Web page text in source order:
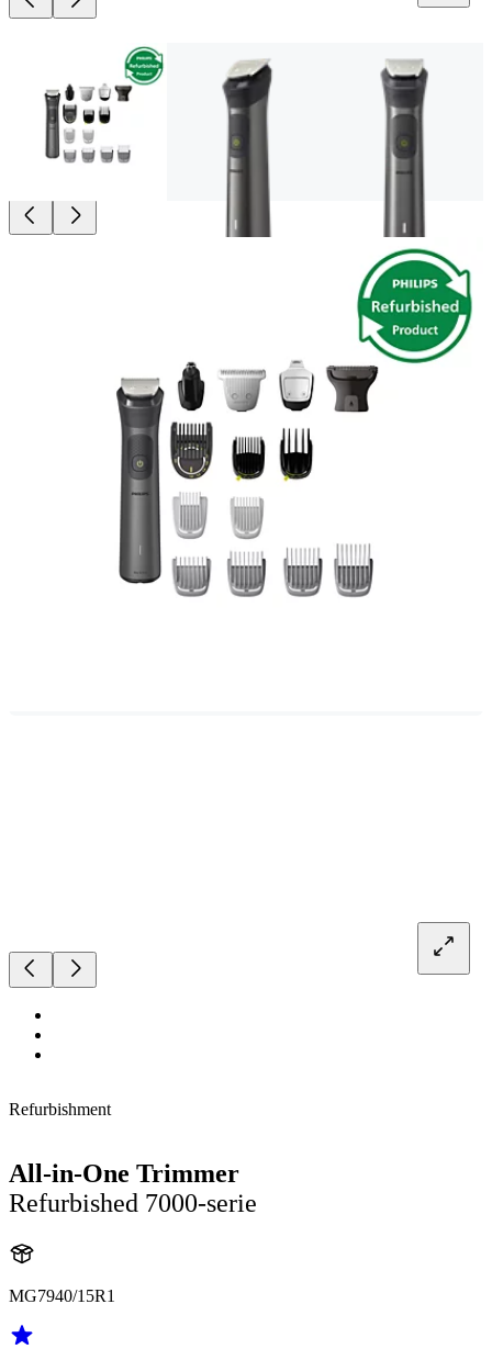
Refurbishment
All-in-One Trimmer
Refurbished 7000-serie
MG7940/15R1